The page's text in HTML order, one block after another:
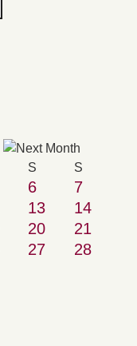
S S
6
7
13
14
20
21
27
28